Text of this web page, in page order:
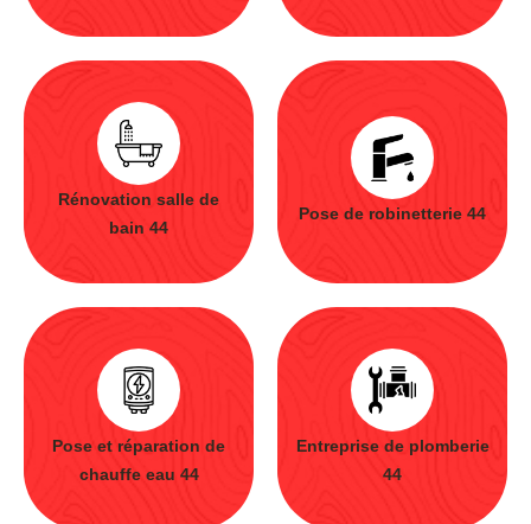
Rénovation salle de
bain 44
Pose de robinetterie 44
Pose et réparation de
chauffe eau 44
Entreprise de plomberie
44